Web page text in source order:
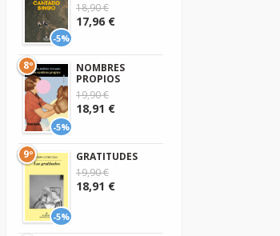
-5%
18,90 €
17,96 €
-5%
8º
NOMBRES
PROPIOS
19,90 €
18,91 €
-5%
9º
GRATITUDES
19,90 €
18,91 €